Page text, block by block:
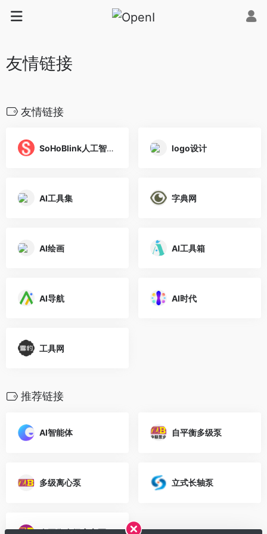
友情链接
友情链接
SoHoBlink人工智能网 logo设计
AI工具集 字典网
AI绘画 AI工具箱
AI导航 AI时代
工具网
推荐链接
AI智能体 自平衡多级泵
多级离心泵 立式长轴泵